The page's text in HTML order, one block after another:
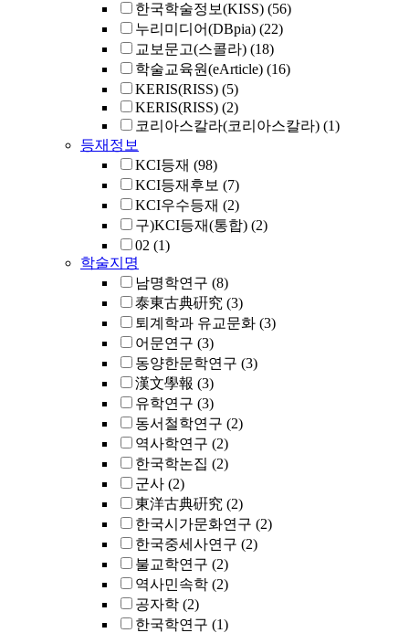
한국학술정보(KISS) (56)
누리미디어(DBpia) (22)
교보문고(스콜라) (18)
학술교육원(eArticle) (16)
KERIS(RISS) (5)
KERIS(RISS) (2)
코리아스칼라(코리아스칼라) (1)
등재정보
KCI등재 (98)
KCI등재후보 (7)
KCI우수등재 (2)
구)KCI등재(통합) (2)
02 (1)
학술지명
남명학연구 (8)
泰東古典硏究 (3)
퇴계학과 유교문화 (3)
어문연구 (3)
동양한문학연구 (3)
漢文學報 (3)
유학연구 (3)
동서철학연구 (2)
역사학연구 (2)
한국학논집 (2)
군사 (2)
東洋古典硏究 (2)
한국시가문화연구 (2)
한국중세사연구 (2)
불교학연구 (2)
역사민속학 (2)
공자학 (2)
한국학연구 (1)